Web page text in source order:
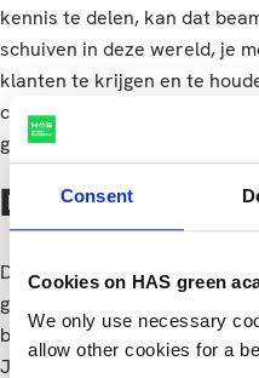
Consent
Cookies on HAS green
We only use necessary
allow other cookies for a
kennis te delen, kan dat
schuiven in deze wereld, je
klanten te krijgen en te
cursisten soms op
gedacht hadden.”
Direct een
Door de jaren heen is de
geworden, waardoor er
behandeling van specifieke
Jan: “Ook de keuze voor